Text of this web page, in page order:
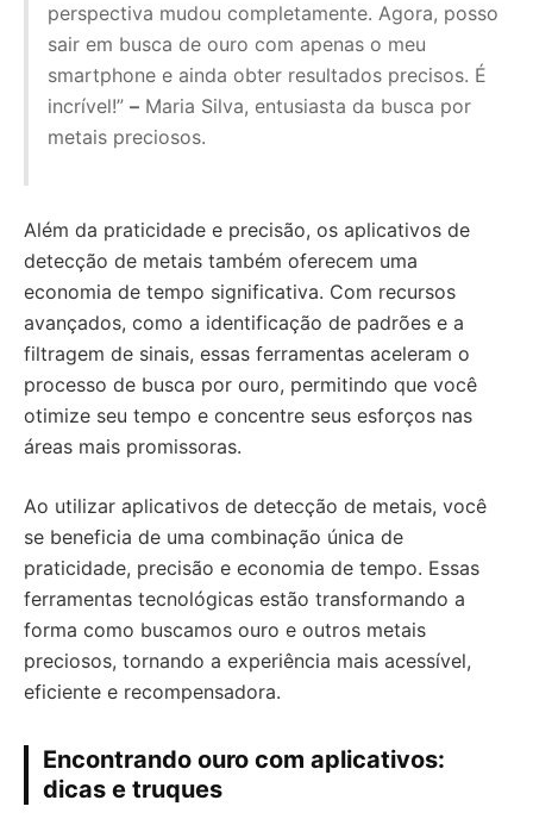
perspectiva mudou completamente. Agora, posso
sair em busca de ouro com apenas o meu
smartphone e ainda obter resultados precisos. É
incrível!” – Maria Silva, entusiasta da busca por
metais preciosos.
Além da praticidade e precisão, os aplicativos de
detecção de metais também oferecem uma
economia de tempo significativa. Com recursos
avançados, como a identificação de padrões e a
filtragem de sinais, essas ferramentas aceleram o
processo de busca por ouro, permitindo que você
otimize seu tempo e concentre seus esforços nas
áreas mais promissoras.
Ao utilizar aplicativos de detecção de metais, você
se beneficia de uma combinação única de
praticidade, precisão e economia de tempo. Essas
ferramentas tecnológicas estão transformando a
forma como buscamos ouro e outros metais
preciosos, tornando a experiência mais acessível,
eficiente e recompensadora.
Encontrando ouro com aplicativos:
dicas e truques